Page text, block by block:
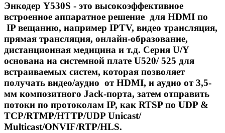
Энкодер Y530S - это высокоэффективное
встроенное аппаратное решение для HDMI по
IP вещанию, например IPTV, видео трансляция,
прямая трансляция, онлайн-образование,
дистанционная медицина и т.д. Серия U/Y
основана на системной плате U520/ 525 для
встраиваемых систем, которая позволяет
получать видео/аудио от HDMI, и аудио от 3,5-
мм композитного Jack-порта, затем отправить
потоки по протоколам IP, как RTSP по UDP &
TCP/RTMP/HTTP/UDP Unicast/
Multicast/ONVIF/RTP/HLS.